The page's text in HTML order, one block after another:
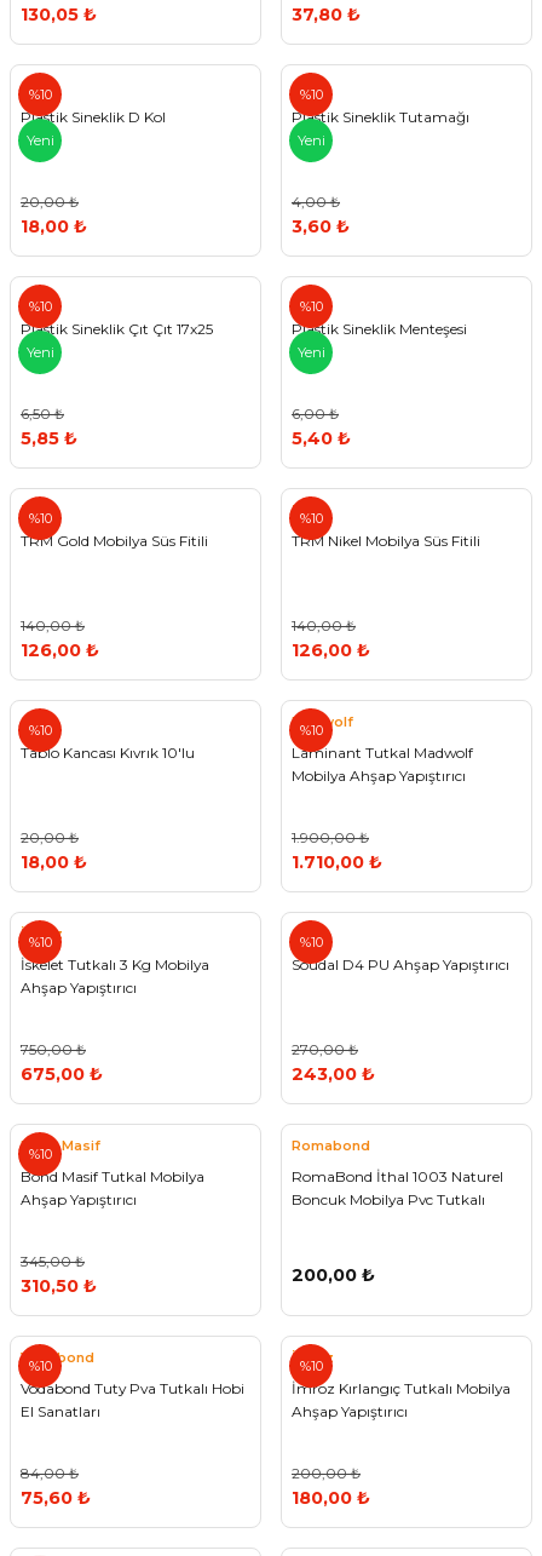
130,05 ₺ 37,80 ₺
%10
Yeni
Plastik Sineklik D Kol
20,00 ₺
18,00 ₺
%10
Yeni
Plastik Sineklik Tutamağı
4,00 ₺
3,60 ₺
%10
Yeni
Plastik Sineklik Çıt Çıt 17x25
6,50 ₺
5,85 ₺
%10
Yeni
Plastik Sineklik Menteşesi
6,00 ₺
5,40 ₺
%10
TRM
TRM Gold Mobilya Süs Fitili
140,00 ₺
126,00 ₺
%10
TRM
TRM Nikel Mobilya Süs Fitili
140,00 ₺
126,00 ₺
%10
Tablo Kancası Kıvrık 10'lu
20,00 ₺
18,00 ₺
%10
Madwolf
Laminant Tutkal Madwolf
Mobilya Ahşap Yapıştırıcı
1.900,00 ₺
1.710,00 ₺
%10
İmroz
İskelet Tutkalı 3 Kg Mobilya
Ahşap Yapıştırıcı
750,00 ₺
675,00 ₺
%10
Soudal D4 PU Ahşap Yapıştırıcı
270,00 ₺
243,00 ₺
%10
Bond Masif
Bond Masif Tutkal Mobilya
Ahşap Yapıştırıcı
345,00 ₺
310,50 ₺
Romabond
RomaBond İthal 1003 Naturel
Boncuk Mobilya Pvc Tutkalı
200,00 ₺
%10
Vodabond
Vodabond Tuty Pva Tutkalı Hobi
El Sanatları
84,00 ₺
75,60 ₺
%10
İmroz
İmroz Kırlangıç Tutkalı Mobilya
Ahşap Yapıştırıcı
200,00 ₺
180,00 ₺